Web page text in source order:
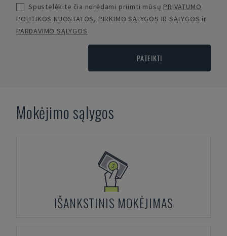
Spustelėkite čia norėdami priimti mūsų PRIVATUMO
POLITIKOS NUOSTATOS, PIRKIMO SĄLYGOS IR SĄLYGOS ir
PARDAVIMO SĄLYGOS
PATEIKTI
Mokėjimo sąlygos
IŠANKSTINIS MOKĖJIMAS